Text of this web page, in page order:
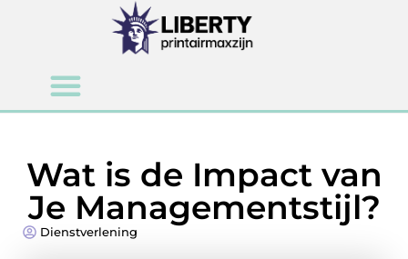
Wat is de Impact van
Je Managementstijl?
Dienstverlening